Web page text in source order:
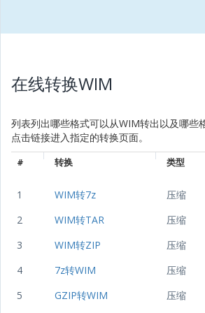
在线转换WIM
列表列出哪些格式可以从WIM转出以及哪些
点击链接进入指定的转换页面。
# 转换 类型
1 WIM转7z 压缩
2 WIM转TAR 压缩
3 WIM转ZIP 压缩
4 7z转WIM 压缩
5 GZIP转WIM 压缩